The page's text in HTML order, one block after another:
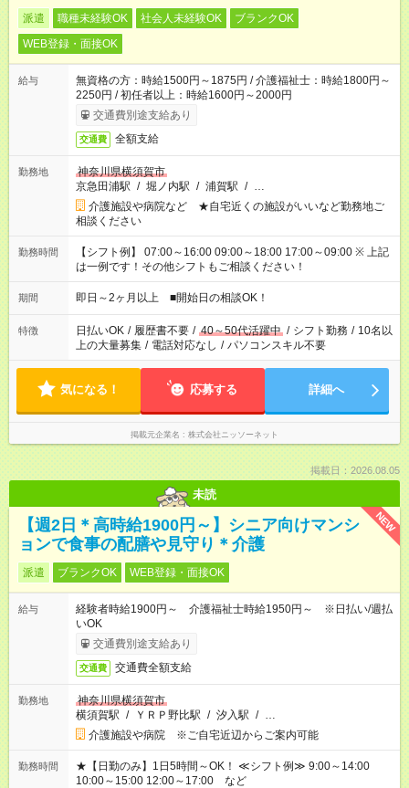
派遣 職種未経験OK 社会人未経験OK
ブランクOK
WEB登録・面接OK
給与
無資格の方：時給1500円～1875円 / 介護福祉士：時給1800円～
2250円 / 初任者以上：時給1600円～2000円
交通費別途支給あり
交通費 全額支給
勤務地
神奈川県横須賀市
京急田浦駅 / 堀ノ内駅 / 浦賀駅 / …
介護施設や病院など ★自宅近くの施設がいいなど勤務地ご
相談ください
勤務時間
【シフト例】 07:00～16:00 09:00～18:00 17:00～09:00 ※ 上記
は一例です！その他シフトもご相談ください！
期間 即日～2ヶ月以上 ■開始日の相談OK！
特徴 日払いOK / 履歴書不要 / 40～50代活躍中 / シフト勤務 / 10名以
上の大量募集 / 電話対応なし / パソコンスキル不要
気になる！ 応募する 詳細へ
掲載元企業名 株式会社ニッソーネット
掲載日：2026.08.05
未読
NEW
【週2日＊高時給1900円～】シニア向けマンシ
ョンで食事の配膳や見守り＊介護
派遣 ブランクOK WEB登録・面接OK
給与
経験者時給1900円～ 介護福祉士時給1950円～ ※日払い/週払
いOK
交通費別途支給あり
交通費 交通費全額支給
勤務地
神奈川県横須賀市
横須賀駅 / ＹＲＰ野比駅 / 汐入駅 / …
介護施設や病院 ※ご自宅近辺からご案内可能
勤務時間
★【日勤のみ】1日5時間～OK！ ≪シフト例≫ 9:00～14:00
10:00～15:00 12:00～17:00 など